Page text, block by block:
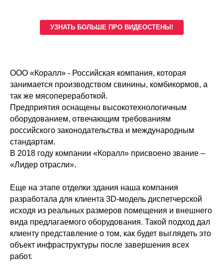
УЗНАТЬ БОЛЬШЕ ПРО ВИДЕОСТЕНЫ!
ООО «Коралл» - Российская компания, которая
занимается производством свинины, комбикормов, а
так же мясопереработкой.
Предприятия оснащены высокотехнологичным
оборудованием, отвечающим требованиям
российского законодательства и международным
стандартам.
В 2018 году компании «Коралл» присвоено звание –
«Лидер отрасли».
Еще на этапе отделки здания наша компания
разработала для клиента 3D-модель диспетчерской
исходя из реальных размеров помещения и внешнего
вида предлагаемого оборудования. Такой подход дал
клиенту представление о том, как будет выглядеть это
объект инфраструктуры после завершения всех
работ.